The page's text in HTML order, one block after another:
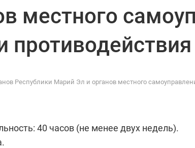
местного
Республики Марий Эл и органов местного
40 часов (не менее двух недель).